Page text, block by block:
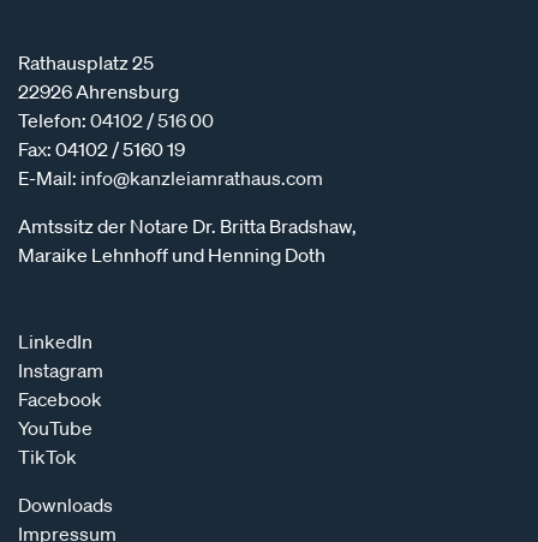
Rathausplatz 25
22926 Ahrensburg
Telefon: 04102 / 516 00
Fax: 04102 / 5160 19
E-Mail: info@kanzleiamrathaus.com
Amtssitz der Notare Dr. Britta Bradshaw,
Maraike Lehnhoff und Henning Doth
LinkedIn
Instagram
Facebook
YouTube
TikTok
Downloads
Impressum